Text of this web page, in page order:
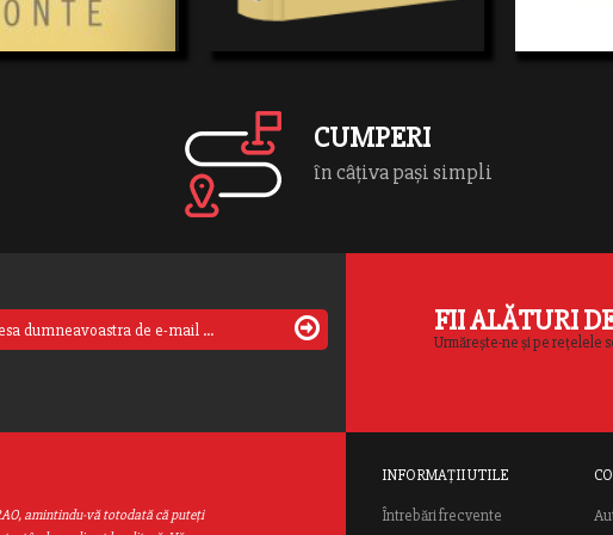
și reia vechiul său proiect
mai frumoase șaizeci
contemporane. Însăcând descoperă
să recunoască adevărul: trecereaneobosită
estesingurul,
CUMPERI
în câțiva pași simpli
FII ALĂTURI
Urmărește-ne și pe rețelele
amintindu-vă totodată că puteţi
INFORMAȚII UTILE
Întrebări frecvente